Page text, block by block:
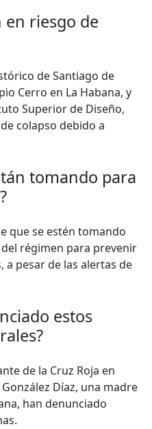
en riesgo de
de Santiago de
Cerro en La Habana, y
Superior de Diseño,
colapso debido a
tomando para
que se estén tomando
régimen para prevenir
a pesar de las alertas de
estos
de la Cruz Roja en
Díaz, una madre
han denunciado